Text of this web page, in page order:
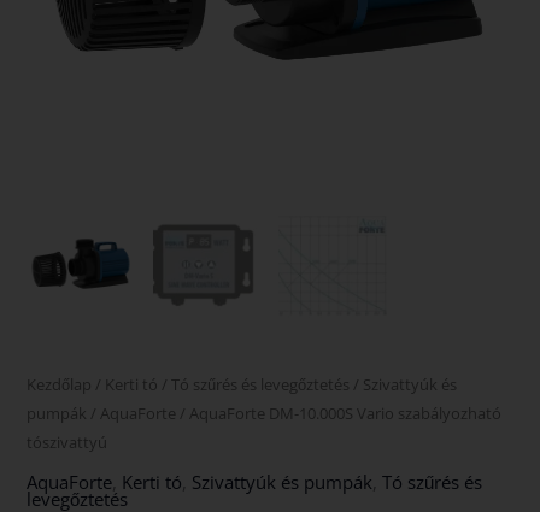
Kezdőlap / Kerti tó / Tó szűrés és levegőztetés / Szivattyúk és
pumpák / AquaForte / AquaForte DM-10.000S Vario szabályozható
tószivattyú
AquaForte Kerti tó Szivattyúk és pumpák ,Tó szűrés és
levegőztetés